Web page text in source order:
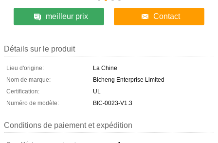
meilleur prix Contact
Détails sur le produit
Lieu d'origine:
La Chine
Nom de marque:
Bicheng Enterprise Limited
Certification:
UL
Numéro de modèle:
BIC-0023-V1.3
Conditions de paiement et expédition